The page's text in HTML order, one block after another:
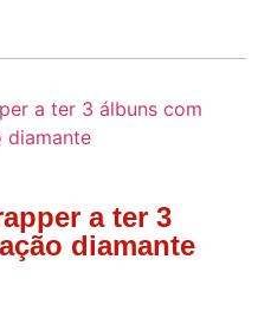
a ter 3
diamante